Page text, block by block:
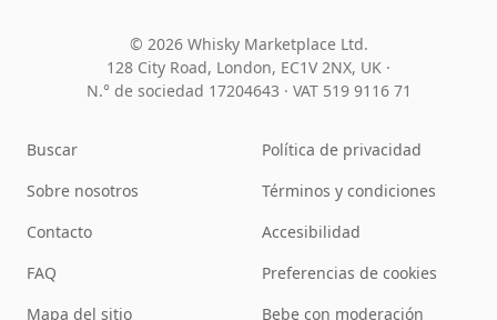
© 2026 Whisky Marketplace Ltd.
128 City Road, London, EC1V 2NX, UK ·
N.° de sociedad 17204643 · VAT 519 9116 71
Buscar
Sobre nosotros
Contacto
FAQ
Mapa del sitio
Política de privacidad
Términos y condiciones
Accesibilidad
Preferencias de cookies
Bebe con moderación